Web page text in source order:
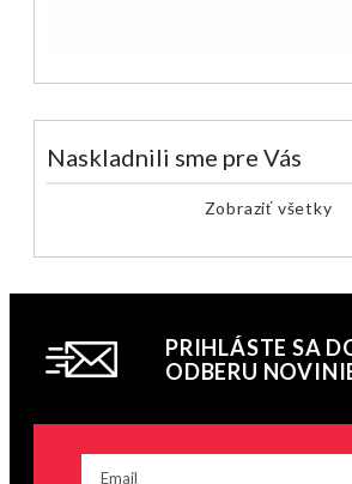
Naskladnili sme pre Vás
Zobraziť všetky
PRIHLÁSTE SA
ODBERU